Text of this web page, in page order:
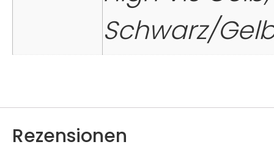
Schwarz/
Rezensionen